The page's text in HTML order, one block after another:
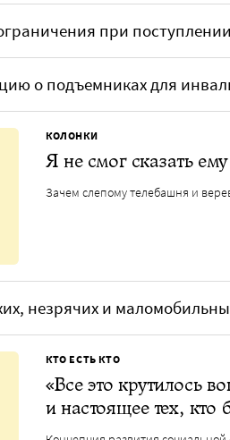
при
о подъемниках для
КОЛОНКИ
Я не смог сказать
Зачем слепому телебашня и
незрячих и
КТО ЕСТЬ КТО
«Все это крутилось
и настоящее тех,